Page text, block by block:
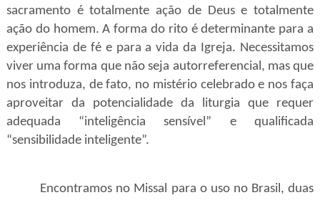
sacramento é totalmente ação de Deus e totalmente
ação do homem. A forma do rito é determinante para a
experiência de fé e para a vida da Igreja. Necessitamos
viver uma forma que não seja autorreferencial, mas que
nos introduza, de fato, no mistério celebrado e nos faça
aproveitar da potencialidade da liturgia que requer
adequada “inteligência sensível” e qualificada
“sensibilidade inteligente”.
Encontramos no Missal para o uso no Brasil, duas